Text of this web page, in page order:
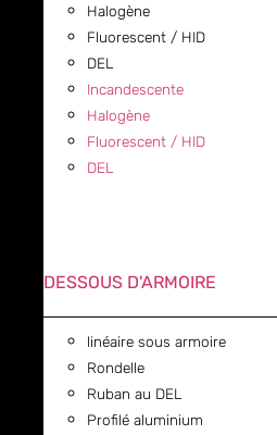
Halogène
Fluorescent / HID
DEL
Incandescente
Halogène
Fluorescent / HID
DEL
DESSOUS D'ARMOIRE
linéaire sous armoire
Rondelle
Ruban au DEL
Profilé aluminium